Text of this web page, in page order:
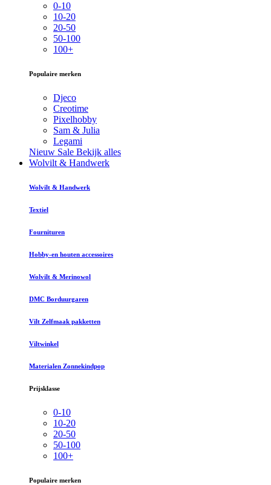
0-10
10-20
20-50
50-100
100+
Populaire merken
Djeco
Creotime
Pixelhobby
Sam & Julia
Legami
Nieuw Sale Bekijk alles
Wolvilt & Handwerk
Wolvilt & Handwerk
Textiel
Fournituren
Hobby-en houten accessoires
Wolvilt & Merinowol
DMC Borduurgaren
Vilt Zelfmaak pakketten
Viltwinkel
Materialen Zonnekindpop
Prijsklasse
0-10
10-20
20-50
50-100
100+
Populaire merken